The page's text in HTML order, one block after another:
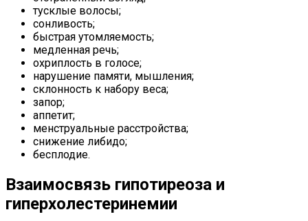
тусклые волосы;
сонливость;
быстрая утомляемость;
медленная речь;
охриплость в голосе;
нарушение памяти, мышления;
склонность к набору веса;
запор;
аппетит;
менструальные расстройства;
снижение либидо;
бесплодие.
Взаимосвязь гипотиреоза и
гиперхолестеринемии